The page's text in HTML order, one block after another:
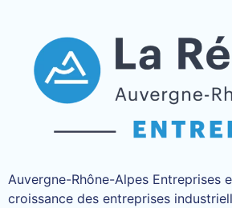
Auvergne-Rhône-Alpes Entreprises
croissance des entreprises